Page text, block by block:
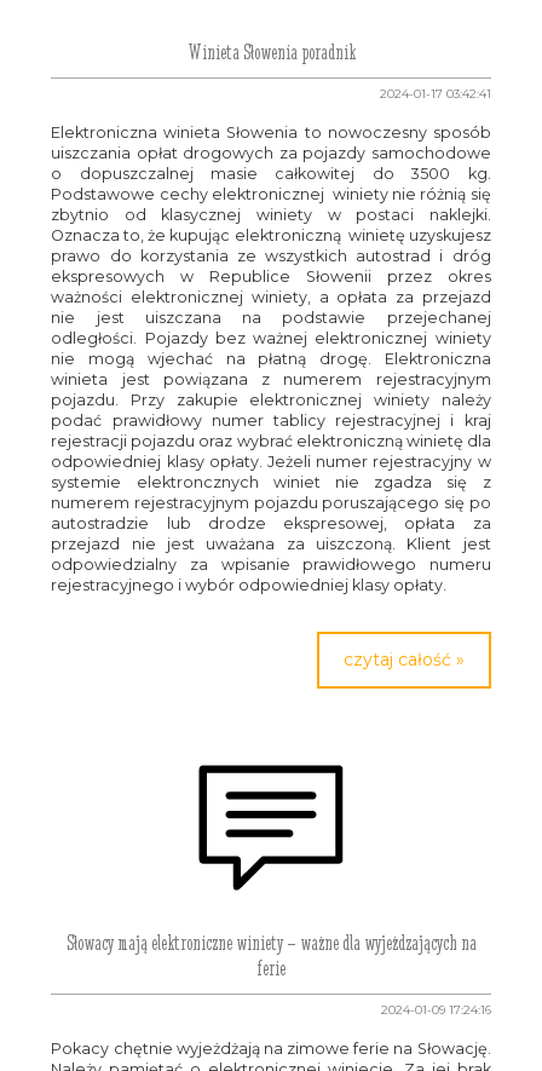
Winieta Słowenia poradnik
2024-01-17 03:42:41
Elektroniczna winieta Słowenia to nowoczesny sposób
uiszczania opłat drogowych za pojazdy samochodowe
o dopuszczalnej masie całkowitej do 3500 kg.
Podstawowe cechy elektronicznej winiety nie różnią się
zbytnio od klasycznej winiety w postaci naklejki.
Oznacza to, że kupując elektroniczną winietę uzyskujesz
prawo do korzystania ze wszystkich autostrad i dróg
ekspresowych w Republice Słowenii przez okres
ważności elektronicznej winiety, a opłata za przejazd
nie jest uiszczana na podstawie przejechanej
odległości. Pojazdy bez ważnej elektronicznej winiety
nie mogą wjechać na płatną drogę. Elektroniczna
winieta jest powiązana z numerem rejestracyjnym
pojazdu. Przy zakupie elektronicznej winiety należy
podać prawidłowy numer tablicy rejestracyjnej i kraj
rejestracji pojazdu oraz wybrać elektroniczną winietę dla
odpowiedniej klasy opłaty. Jeżeli numer rejestracyjny w
systemie elektroncznych winiet nie zgadza się z
numerem rejestracyjnym pojazdu poruszającego się po
autostradzie lub drodze ekspresowej, opłata za
przejazd nie jest uważana za uiszczoną. Klient jest
odpowiedzialny za wpisanie prawidłowego numeru
rejestracyjnego i wybór odpowiedniej klasy opłaty.
czytaj całość »
Słowacy mają elektroniczne winiety – ważne dla wyjeżdzających na
ferie
2024-01-09 17:24:16
Pokacy chętnie wyjeżdżają na zimowe ferie na Słowację.